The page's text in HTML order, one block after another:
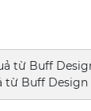
từ Buff Design